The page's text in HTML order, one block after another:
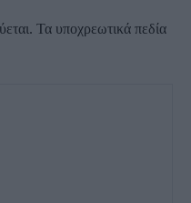
Τα υποχρεωτικά πεδία